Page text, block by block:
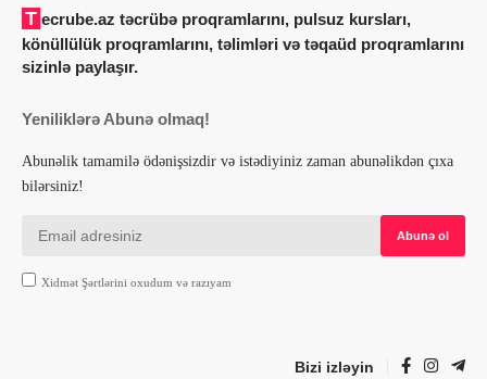
Tecrube.az təcrübə proqramlarını, pulsuz kursları,
könüllülük proqramlarını, təlimləri və təqaüd proqramlarını
sizinlə paylaşır.
Yeniliklərə Abunə olmaq!
Abunəlik tamamilə ödənişsizdir və istədiyiniz zaman abunəlikdən çıxa
bilərsiniz!
Xidmət Şərtlərini oxudum və razıyam
Bizi izləyin